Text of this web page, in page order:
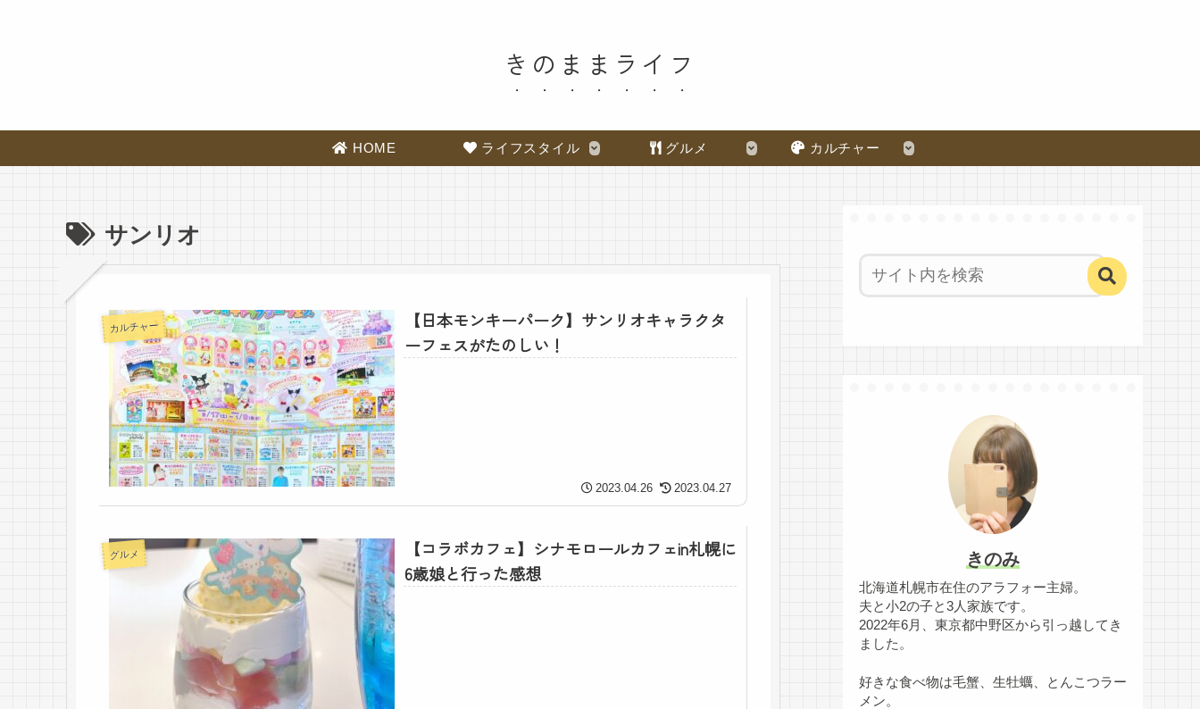
きのままライフ
HOME ライフスタイル グルメ カルチャー
サンリオ
カルチャー
【日本モンキーパーク】サンリオキャラクタ
ーフェスがたのしい！
2023.04.26 2023.04.27
グルメ
【コラボカフェ】シナモロールカフェin札幌に
6歳娘と行った感想
きのみ
北海道札幌市在住のアラフォー主婦。
夫と小2の子と3人家族です。
2022年6月、東京都中野区から引っ越してき
ました。
好きな食べ物は毛蟹、生牡蠣、とんこつラー
メン。